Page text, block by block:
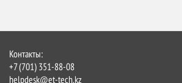
Контакты:
+7 (701) 351-88-08
helpdesk@et-tech.kz